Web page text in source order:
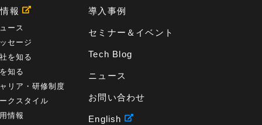
報
ース
セージ
を知る
知る
リア・研修制度
クスタイル
情報
導入事例
セミナー＆イベント
Tech Blog
ニュース
お問い合わせ
English